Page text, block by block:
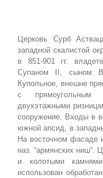
Церковь Сурб
западной скалистой
в 851-901 гг.
Супаном II, сыном
Купольное, внешне
с
двухэтажными
сооружение. Входы в
южной апсид, в
На восточном фасаде
наз. “армянских ниш”.
и колотыми
использован